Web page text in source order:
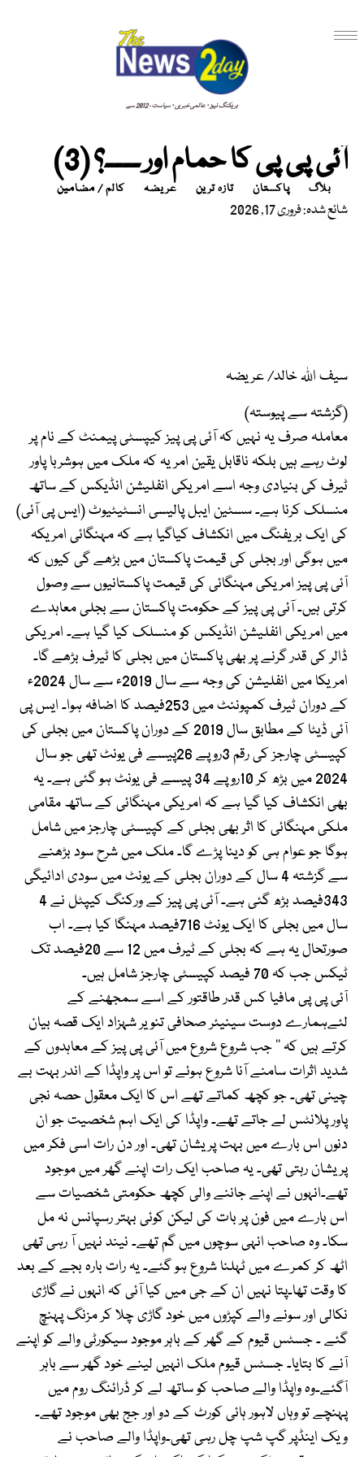
بریکنگ نیوز · عالمی خبریں · سیاست - 2012 سے
آئی پی پی کا حمام اور ۔۔۔۔؟ (3)
بلاگ پاکستان تازہ ترین عریضہ کالم / مضامین
شائع شدہ: فروری 17, 2026
سیف اللہ خالد/ عریضہ
(گزشتہ سے پیوستہ)
معاملہ صرف یہ نہیں کہ آئی پی پیز کیپسٹی پیمنٹ کے نام پر
لوٹ رہے ہیں بلکہ ناقابل یقین امر یہ کہ ملک میں ہوشربا پاور
ٹیرف کی بنیادی وجہ اسے امریکی انفلیشن انڈیکس کے ساتھ
منسلک کرنا ہے۔ سسٹین ایبل پالیسی انسٹیٹیوٹ (ایس پی آئی)
کی ایک بریفنگ میں انکشاف کیاگیا ہے کہ مہنگائی امریکہ
میں ہوگی اور بجلی کی قیمت پاکستان میں بڑھے گی کیوں کہ
آئی پی پیز امریکی مہنگائی کی قیمت پاکستانیوں سے وصول
کرتی ہیں۔ آئی پی پیز کے حکومت پاکستان سے بجلی معاہدے
میں امریکی انفلیشن انڈیکس کو منسلک کیا گیا ہے۔ امریکی
ڈالر کی قدر گرنے پر بھی پاکستان میں بجلی کا ٹیرف بڑھے گا۔
امریکا میں انفلیشن کی وجہ سے سال 2019ء سے سال 2024ء
کے دوران ٹیرف کمپوننٹ میں 253فیصد کا اضافہ ہوا۔ ایس پی
آئی ڈیٹا کے مطابق سال 2019 کے دوران پاکستان میں بجلی کی
کپیسٹی چارجز کی رقم 3روپے 26پیسے فی یونٹ تھی جو سال
2024 میں بڑھ کر 10روپے 34 پیسے فی یونٹ ہو گئی ہے۔ یہ
بھی انکشاف کیا گیا ہے کہ امریکی مہنگائی کے ساتھ مقامی
ملکی مہنگائی کا اثر بھی بجلی کے کپیسٹی چارجز میں شامل
ہوگا جو عوام ہی کو دینا پڑے گا۔ ملک میں شرح سود بڑھنے
سے گزشتہ 4 سال کے دوران بجلی کے یونٹ میں سودی ادائیگی
343فیصد بڑھ گئی ہے۔ آئی پی پیز کے ورکنگ کیپٹل نے 4
سال میں بجلی کا ایک یونٹ 716فیصد مہنگا کیا ہے۔ اب
صورتحال یہ ہے کہ بجلی کے ٹیرف میں 12 سے 20فیصد تک
ٹیکس جب کہ 70 فیصد کپیسٹی چارجز شامل ہیں۔
آئی پی پی مافیا کس قدر طاقتور کے اسے سمجھنے کے
لئےہمارے دوست سینیئر صحافی تنویر شہزاد ایک قصہ بیان
کرتے ہیں کہ ’’ جب شروع شروع میں آئی پی پیز کے معاہدوں کے
شدید اثرات سامنے آنا شروع ہوئے تو اس پر واپڈا کے اندر بہت بے
چینی تھی۔ جو کچھ کماتے تھے اس کا ایک معقول حصہ نجی
پاور پلانٹس لے جاتے تھے۔ واپڈا کی ایک اہم شخصیت جو ان
دنوں اس بارے میں بہت پریشان تھی۔ اور دن رات اسی فکر میں
پریشان رہتی تھی۔ یہ صاحب ایک رات اپنے گھر میں موجود
تھے۔انہوں نے اپنے جاننے والی کچھ حکومتی شخصیات سے
اس بارے میں فون پر بات کی لیکن کوئی بہتر رسپانس نہ مل
سکا۔ وہ صاحب انہی سوچوں میں گم تھے۔ نیند نہیں آ رہی تھی
اٹھ کر کمرے میں ٹہلنا شروع ہو گئے۔ یہ رات بارہ بجے کے بعد
کا وقت تھا۔پتا نہیں ان کے جی میں کیا آئی کہ انہوں نے گاڑی
نکالی اور سونے والے کپڑوں میں خود گاڑی چلا کر مزنگ پہنچ
گئے ۔ جسٹس قیوم کے گھر کے باہر موجود سیکورٹی والے کو اپنے
آنے کا بتایا۔ جسٹس قیوم ملک انہیں لینے خود گھر سے باہر
آگئے۔وہ واپڈا والے صاحب کو ساتھ لے کر ڈرائنگ روم میں
پہنچے تو وہاں لاہور ہائی کورٹ کے دو اور جج بھی موجود تھے۔
ویک اینڈپر گپ شپ چل رہی تھی۔واپڈا والے صاحب نے